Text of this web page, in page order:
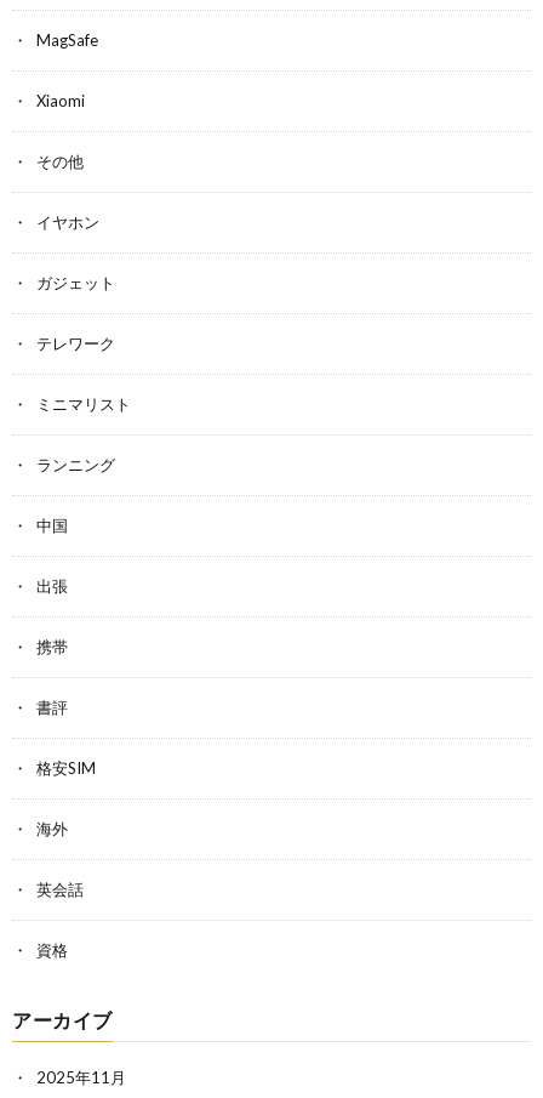
MagSafe
Xiaomi
その他
イヤホン
ガジェット
テレワーク
ミニマリスト
ランニング
中国
出張
携帯
書評
格安SIM
海外
英会話
資格
アーカイブ
2025年11月